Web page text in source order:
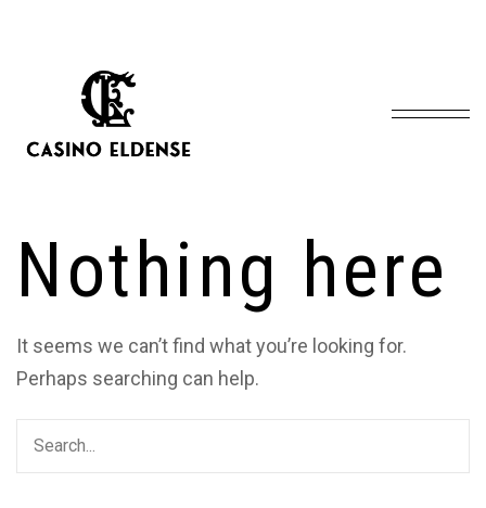
Inicio / Blog Standard
Nothing here
It seems we can’t find what you’re looking for.
Perhaps searching can help.